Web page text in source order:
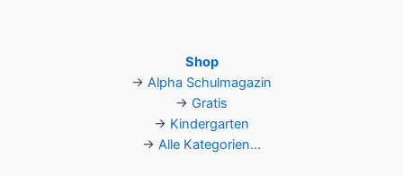
Shop
→ Alpha Schulmagazin
→ Gratis
→ Kindergarten
→ Alle Kategorien...